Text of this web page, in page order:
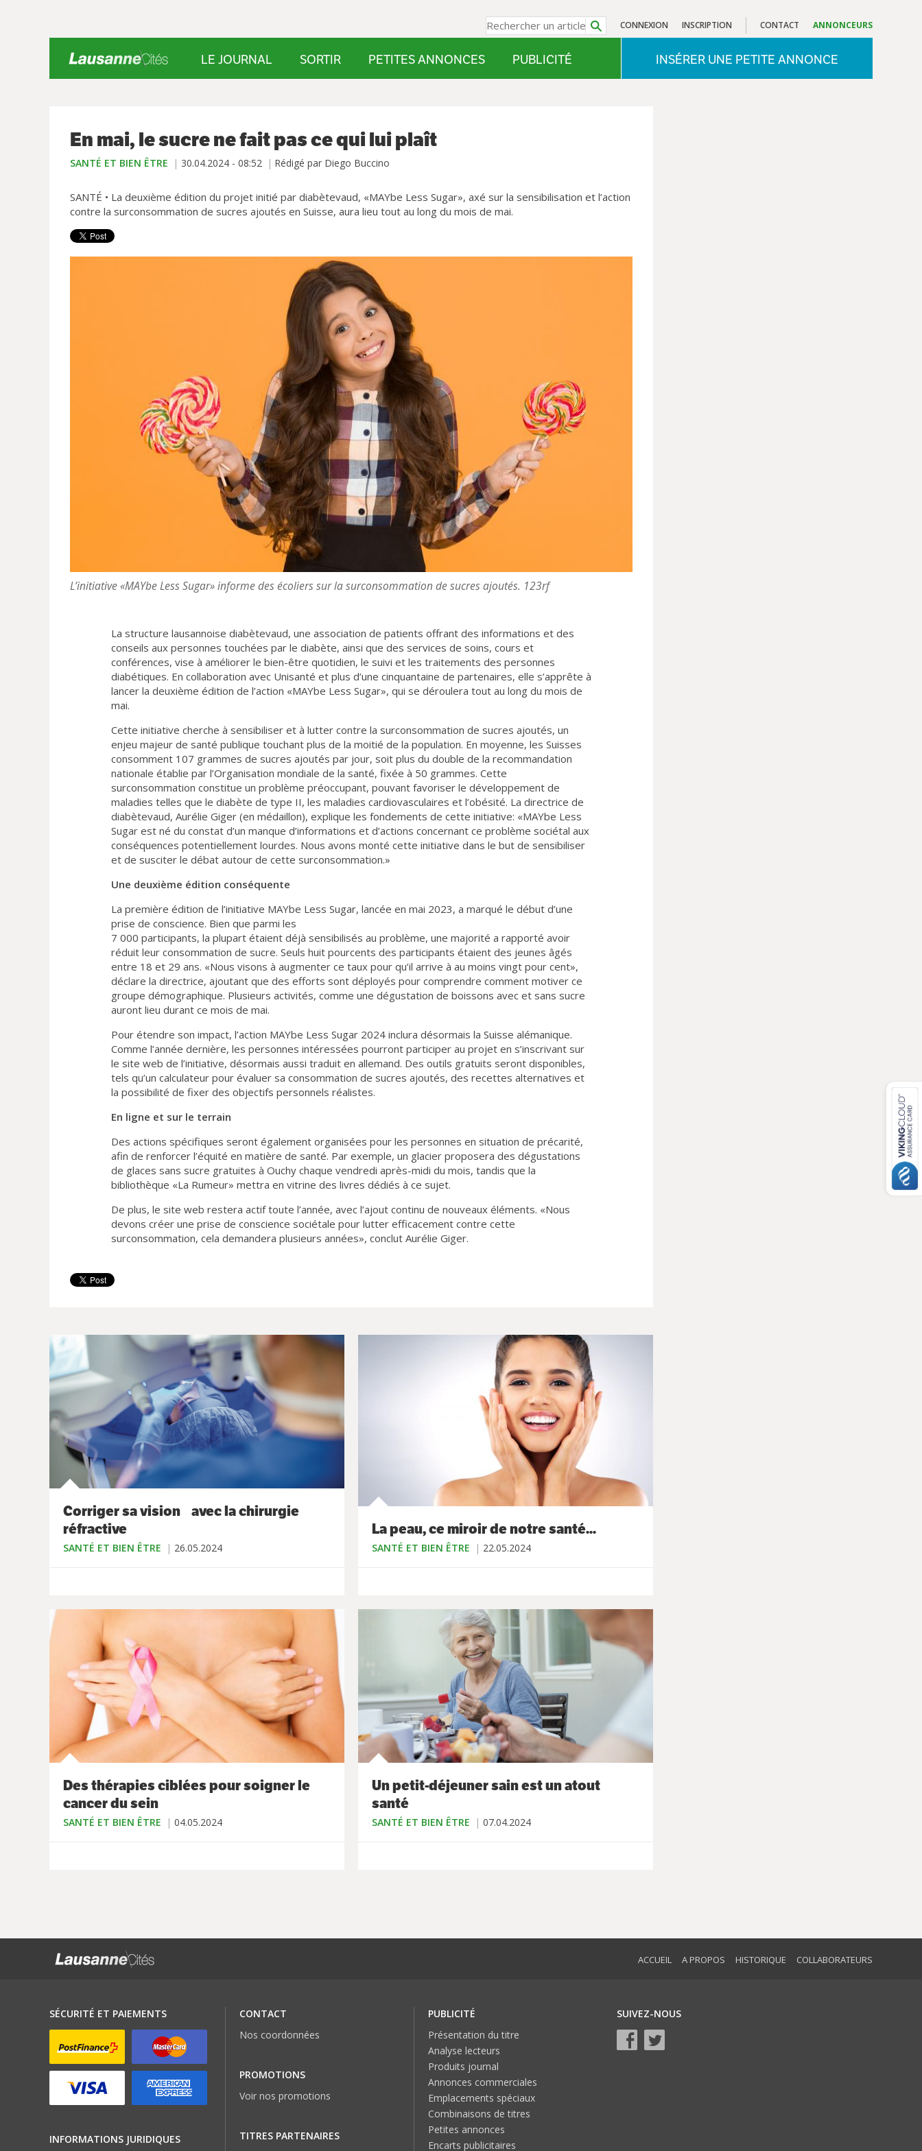
CONTACT ANNONCEURS
CONNEXION INSCRIPTION
LE JOURNAL SORTIR PETITES ANNONCES PUBLICITÉ INSÉRER UNE PETITE ANNONCE
En mai, le sucre ne fait pas ce qui lui plaît
SANTÉ ET BIEN ÊTRE 30.04.2024 - 08:52 Rédigé par Diego Buccino
SANTÉ • La deuxième édition du projet initié par diabètevaud, «MAYbe Less Sugar», axé sur la sensibilisation et l’action
contre la surconsommation de sucres ajoutés en Suisse, aura lieu tout au long du mois de mai.
L’initiative «MAYbe Less Sugar» informe des écoliers sur la surconsommation de sucres ajoutés. 123rf
La structure lausannoise diabètevaud, une association de patients offrant des informations et des
conseils aux personnes touchées par le diabète, ainsi que des services de soins, cours et
conférences, vise à améliorer le bien-être quotidien, le suivi et les traitements des personnes
diabétiques. En collaboration avec Unisanté et plus d’une cinquantaine de partenaires, elle s’apprête à
lancer la deuxième édition de l’action «MAYbe Less Sugar», qui se déroulera tout au long du mois de
mai.
Cette initiative cherche à sensibiliser et à lutter contre la surconsommation de sucres ajoutés, un
enjeu majeur de santé publique touchant plus de la moitié de la population. En moyenne, les Suisses
consomment 107 grammes de sucres ajoutés par jour, soit plus du double de la recommandation
nationale établie par l’Organisation mondiale de la santé, fixée à 50 grammes. Cette
surconsommation constitue un problème préoccupant, pouvant favoriser le développement de
maladies telles que le diabète de type II, les maladies cardiovasculaires et l’obésité. La directrice de
diabètevaud, Aurélie Giger (en médaillon), explique les fondements de cette initiative: «MAYbe Less
Sugar est né du constat d’un manque d’informations et d’actions concernant ce problème sociétal aux
conséquences potentiellement lourdes. Nous avons monté cette initiative dans le but de sensibiliser
et de susciter le débat autour de cette surconsommation.»
Une deuxième édition conséquente
La première édition de l’initiative MAYbe Less Sugar, lancée en mai 2023, a marqué le début d’une
prise de conscience. Bien que parmi les
7 000 participants, la plupart étaient déjà sensibilisés au problème, une majorité a rapporté avoir
réduit leur consommation de sucre. Seuls huit pourcents des participants étaient des jeunes âgés
entre 18 et 29 ans. «Nous visons à augmenter ce taux pour qu’il arrive à au moins vingt pour cent»,
déclare la directrice, ajoutant que des efforts sont déployés pour comprendre comment motiver ce
groupe démographique. Plusieurs activités, comme une dégustation de boissons avec et sans sucre
auront lieu durant ce mois de mai.
Pour étendre son impact, l’action MAYbe Less Sugar 2024 inclura désormais la Suisse alémanique.
Comme l’année dernière, les personnes intéressées pourront participer au projet en s’inscrivant sur
le site web de l’initiative, désormais aussi traduit en allemand. Des outils gratuits seront disponibles,
tels qu’un calculateur pour évaluer sa consommation de sucres ajoutés, des recettes alternatives et
la possibilité de fixer des objectifs personnels réalistes.
En ligne et sur le terrain
Des actions spécifiques seront également organisées pour les personnes en situation de précarité,
afin de renforcer l’équité en matière de santé. Par exemple, un glacier proposera des dégustations
de glaces sans sucre gratuites à Ouchy chaque vendredi après-midi du mois, tandis que la
bibliothèque «La Rumeur» mettra en vitrine des livres dédiés à ce sujet.
De plus, le site web restera actif toute l’année, avec l’ajout continu de nouveaux éléments. «Nous
devons créer une prise de conscience sociétale pour lutter efficacement contre cette
surconsommation, cela demandera plusieurs années», conclut Aurélie Giger.
Corriger sa vision avec la chirurgie
réfractive
SANTÉ ET BIEN ÊTRE 26.05.2024
La peau, ce miroir de notre santé...
SANTÉ ET BIEN ÊTRE 22.05.2024
Des thérapies ciblées pour soigner le
cancer du sein
SANTÉ ET BIEN ÊTRE 04.05.2024
Un petit-déjeuner sain est un atout
santé
SANTÉ ET BIEN ÊTRE 07.04.2024
ACCUEIL A PROPOS HISTORIQUE COLLABORATEURS
SÉCURITÉ ET PAIEMENTS
INFORMATIONS JURIDIQUES
CONTACT
Nos coordonnées
PROMOTIONS
Voir nos promotions
TITRES PARTENAIRES
PUBLICITÉ
Présentation du titre
Analyse lecteurs
Produits journal
Annonces commerciales
Emplacements spéciaux
Combinaisons de titres
Petites annonces
Encarts publicitaires
SUIVEZ-NOUS